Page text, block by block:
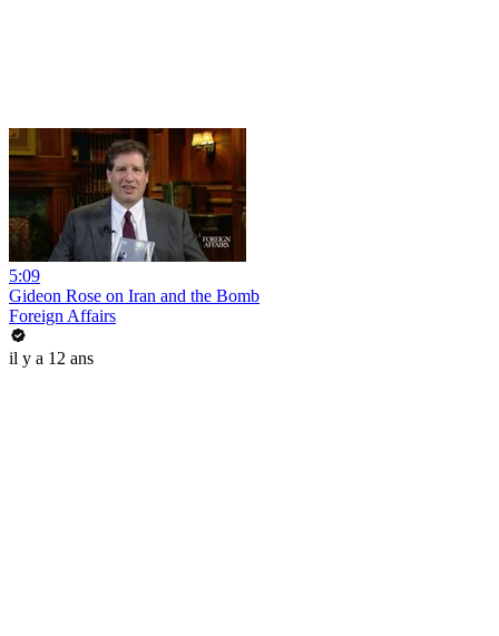
5:09
Gideon Rose on Iran and the Bomb
Foreign Affairs
il y a 12 ans